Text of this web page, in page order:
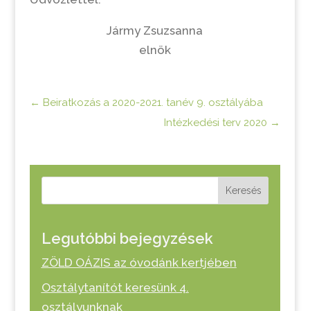
Jármy Zsuzsanna
elnök
← Beiratkozás a 2020-2021. tanév 9. osztályába
Intézkedési terv 2020 →
Keresés
Legutóbbi bejegyzések
ZÖLD OÁZIS az óvodánk kertjében
Osztálytanítót keresünk 4.
osztályunknak